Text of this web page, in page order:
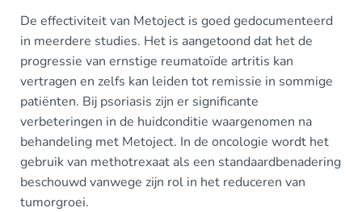
De effectiviteit van Metoject is goed gedocumenteerd
in meerdere studies. Het is aangetoond dat het de
progressie van ernstige reumatoïde artritis kan
vertragen en zelfs kan leiden tot remissie in sommige
patiënten. Bij psoriasis zijn er significante
verbeteringen in de huidconditie waargenomen na
behandeling met Metoject. In de oncologie wordt het
gebruik van methotrexaat als een standaardbenadering
beschouwd vanwege zijn rol in het reduceren van
tumorgroei.